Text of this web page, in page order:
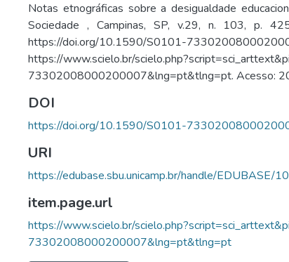
Notas etnográficas sobre a desigualdade
Sociedade , Campinas, SP, v.29, n. 103, p.
https://doi.org/10.1590/S0101-
https://www.scielo.br/
73302008000200007&lng=pt&tlng=pt. Acesso:
DOI
https://doi.org/10.1590/S0101-
URI
https://edubase.sbu.unicamp.br/handle/EDUBASE/
item.page.url
https://www.scielo.br/
73302008000200007&lng=pt&tlng=pt